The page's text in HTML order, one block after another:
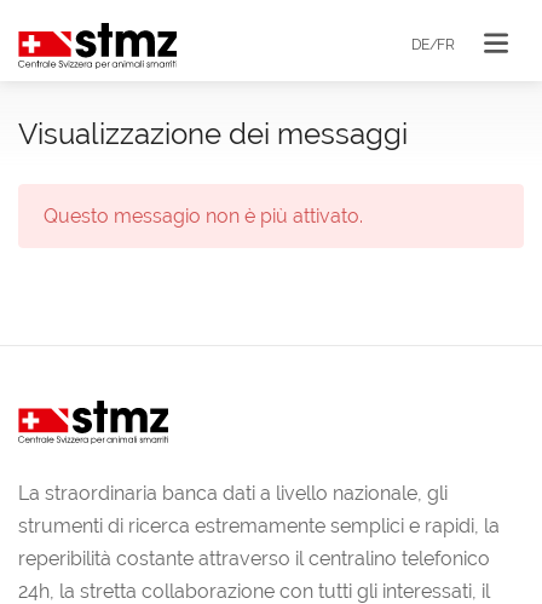
DE/FR
Visualizzazione dei messaggi
Questo messagio non è più attivato.
La straordinaria banca dati a livello nazionale, gli
strumenti di ricerca estremamente semplici e rapidi, la
reperibilità costante attraverso il centralino telefonico
24h, la stretta collaborazione con tutti gli interessati, il